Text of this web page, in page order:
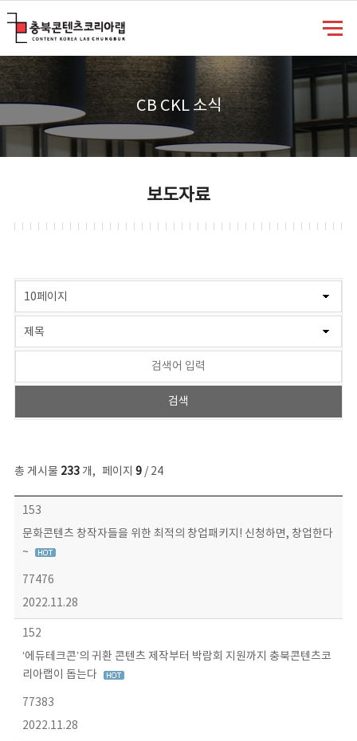
CB CKL 소식
보도자료
총 게시물 233개, 페이지 9/ 24
보도자료 목록 - 번호, 제목, 작성자, 파일, 조회수, 작성일 정보 제공
153
문화콘텐츠 창작자들을 위한 최적의 창업패키지! 신청하면, 창업한다
~
77476
2022.11.28
152
‘에듀테크콘’의 귀환 콘텐츠 제작부터 박람회 지원까지 충북콘텐츠코
리아랩이 돕는다
77383
2022.11.28